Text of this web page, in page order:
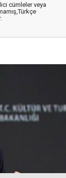
cümleler veya